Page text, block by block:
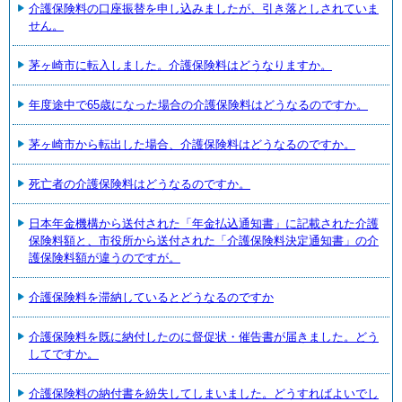
介護保険料の口座振替を申し込みましたが、引き落としされていま
せん。
茅ヶ崎市に転入しました。介護保険料はどうなりますか。
年度途中で65歳になった場合の介護保険料はどうなるのですか。
茅ヶ崎市から転出した場合、介護保険料はどうなるのですか。
死亡者の介護保険料はどうなるのですか。
日本年金機構から送付された「年金払込通知書」に記載された介護
保険料額と、市役所から送付された「介護保険料決定通知書」の介
護保険料額が違うのですが。
介護保険料を滞納しているとどうなるのですか
介護保険料を既に納付したのに督促状・催告書が届きました。どう
してですか。
介護保険料の納付書を紛失してしまいました。どうすればよいでし